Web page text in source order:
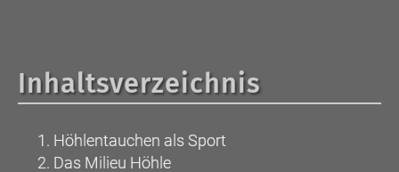
Inhaltsverzeichnis
Höhlentauchen als Sport
Das Milieu Höhle